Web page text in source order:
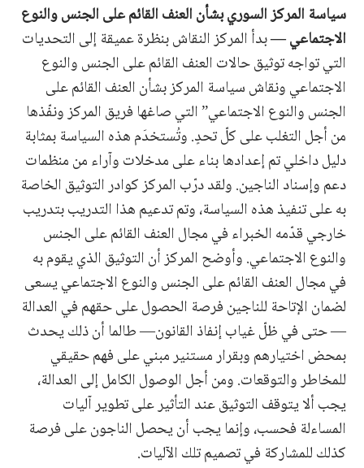
سياسة المركز السوري بشأن العنف القائم على الجنس والنوع
الاجتماعي —بدأ المركز النقاش بنظرة عميقة إلى التحديات
التي تواجه توثيق حالات العنف القائم على الجنس والنوع
الاجتماعي ونقاش سياسة المركز بشأن العنف القائم على
الجنس والنوع الاجتماعي” التي صاغها فريق المركز ونفّذها
من أجل التغلب على كلّ تحدٍ. وتُستخدَم هذه السياسة بمثابة
دليل داخلي تم إعدادها بناء على مدخلات وآراء من منظمات
دعم وإسناد الناجين. ولقد درّب المركز كوادر التوثيق الخاصة
به على تنفيذ هذه السياسة، وتم تدعيم هذا التدريب بتدريب
خارجي قدّمه الخبراء في مجال العنف القائم على الجنس
والنوع الاجتماعي. وأوضح المركز أن التوثيق الذي يقوم به
في مجال العنف القائم على الجنس والنوع الاجتماعي يسعى
لضمان الإتاحة للناجين فرصة الحصول على حقهم في العدالة
— حتى في ظلّ غياب إنفاذ القانون— طالما أن ذلك يحدث
بمحض اختيارهم وبقرار مستنير مبني على فهم حقيقي
للمخاطر والتوقعات. ومن أجل الوصول الكامل إلى العدالة،
يجب ألا يتوقف التوثيق عند التأثير على تطوير آليات
المساءلة فحسب، وإنما يجب أن يحصل الناجون على فرصة
كذلك للمشاركة في تصميم تلك الآليات.